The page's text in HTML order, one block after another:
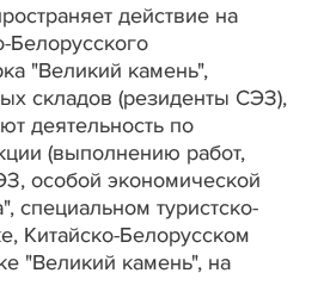
действие на
Белорусского
"Великий камень",
складов (резиденты СЭЗ),
деятельность по
(выполнению работ,
особой экономической
специальном туристско-
Китайско-Белорусском
"Великий камень", на